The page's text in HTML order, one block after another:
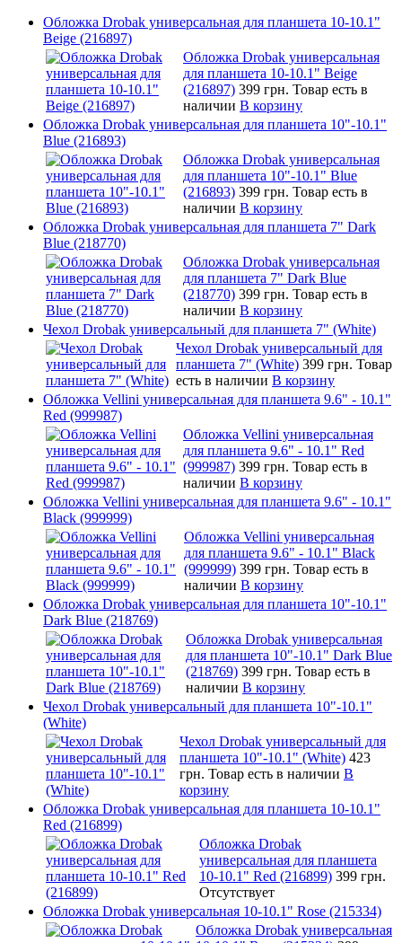
Обложка Drobak универсальная для планшета 10-10.1"
Beige (216897)
Обложка Drobak универсальная
для планшета 10-10.1" Beige
(216897) 399 грн. Товар есть в
наличии В корзину
Обложка Drobak универсальная для планшета 10"-10.1"
Blue (216893)
Обложка Drobak универсальная
для планшета 10"-10.1" Blue
(216893) 399 грн. Товар есть в
наличии В корзину
Обложка Drobak универсальная для планшета 7" Dark
Blue (218770)
Обложка Drobak универсальная
для планшета 7" Dark Blue
(218770) 399 грн. Товар есть в
наличии В корзину
Чехол Drobak универсальный для планшета 7" (White)
Чехол Drobak универсальный для
планшета 7" (White) 399 грн. Товар
есть в наличии В корзину
Обложка Vellini универсальная для планшета 9.6" - 10.1"
Red (999987)
Обложка Vellini универсальная
для планшета 9.6" - 10.1" Red
(999987) 399 грн. Товар есть в
наличии В корзину
Обложка Vellini универсальная для планшета 9.6" - 10.1"
Black (999999)
Обложка Vellini универсальная
для планшета 9.6" - 10.1" Black
(999999) 399 грн. Товар есть в
наличии В корзину
Обложка Drobak универсальная для планшета 10"-10.1"
Dark Blue (218769)
Обложка Drobak универсальная
для планшета 10"-10.1" Dark Blue
(218769) 399 грн. Товар есть в
наличии В корзину
Чехол Drobak универсальный для планшета 10"-10.1"
(White)
Чехол Drobak универсальный для
планшета 10"-10.1" (White) 423
грн. Товар есть в наличии В
корзину
Обложка Drobak универсальная для планшета 10-10.1"
Red (216899)
Обложка Drobak
универсальная для планшета
10-10.1" Red (216899) 399 грн.
Отсутствует
Обложка Drobak универсальная 10-10.1" Rose (215334)
Обложка Drobak универсальная